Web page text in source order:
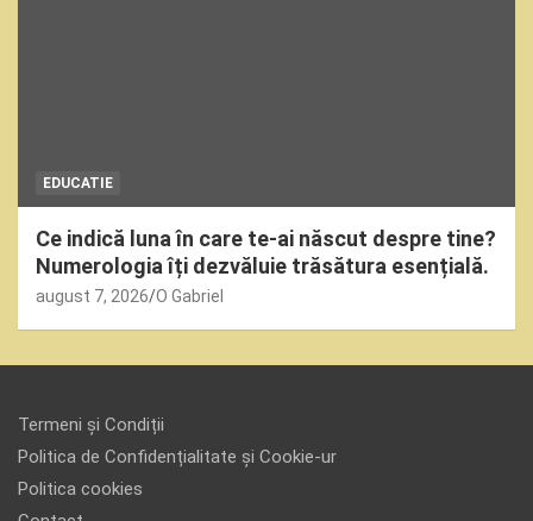
EDUCATIE
Ce indică luna în care te-ai născut despre tine?
Numerologia îți dezvăluie trăsătura esențială.
august 7, 2026 O Gabriel
Termeni și Condiții
Politica de Confidențialitate și Cookie-ur
Politica cookies